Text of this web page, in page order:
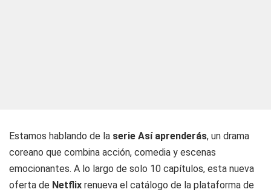
Estamos hablando de la serie Así aprenderás, un drama
coreano que combina acción, comedia y escenas
emocionantes. A lo largo de solo 10 capítulos, esta nueva
oferta de Netflix renueva el catálogo de la plataforma de